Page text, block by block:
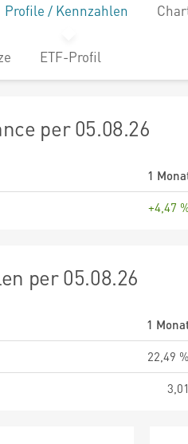
Profile / Kennzahlen
ETF-Profil
per 05.08.26
1
+4,47
per 05.08.26
1
22,49